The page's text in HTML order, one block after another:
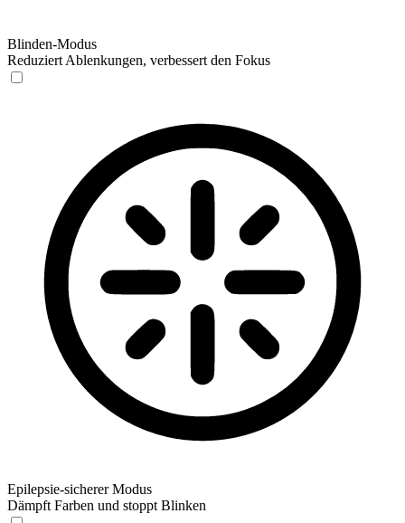
Blinden-Modus
Reduziert Ablenkungen, verbessert den Fokus
Epilepsie-sicherer Modus
Dämpft Farben und stoppt Blinken